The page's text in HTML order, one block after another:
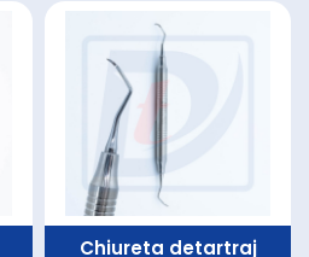
Chiureta detartraj